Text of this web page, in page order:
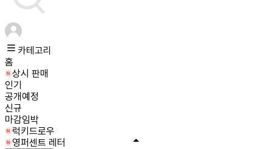
카테고리
홈
상시 판매
인기
공개예정
신규
마감임박
럭키드로우
영퍼센트 레터